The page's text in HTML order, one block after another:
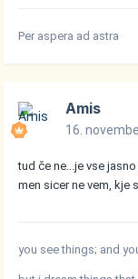
Per aspera ad astra
Amis
16.
tud če ne...je vse jasno
men sicer ne vem, kje
you see things; and